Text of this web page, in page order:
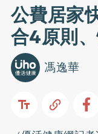
公費居家
合4原則
馮逸華